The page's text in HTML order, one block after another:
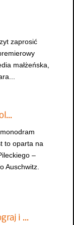
zaprosić
małżeńska,
to oparta na
–
Auschwitz.
i …